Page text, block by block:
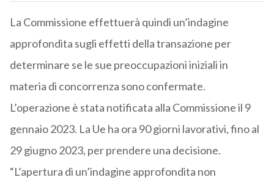
La Commissione effettuerà quindi un’indagine
approfondita sugli effetti della transazione per
determinare se le sue preoccupazioni iniziali in
materia di concorrenza sono confermate.
L’operazione è stata notificata alla Commissione il 9
gennaio 2023. La Ue ha ora 90 giorni lavorativi, fino al
29 giugno 2023, per prendere una decisione.
“L’apertura di un’indagine approfondita non